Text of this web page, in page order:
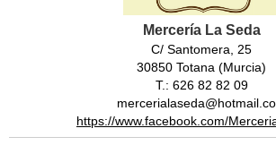
Mercería La Seda
C/ Santomera, 25
30850 Totana (Murcia)
T.: 626 82 82 09
https://www.facebook.com/